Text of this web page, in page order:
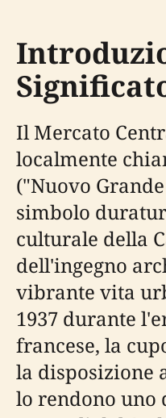
Il Mercato
localmente
("Nuovo
simbolo
culturale della
dell'ingegno
vibrante vita
1937 durante
francese, la
la disposizione
lo rendono